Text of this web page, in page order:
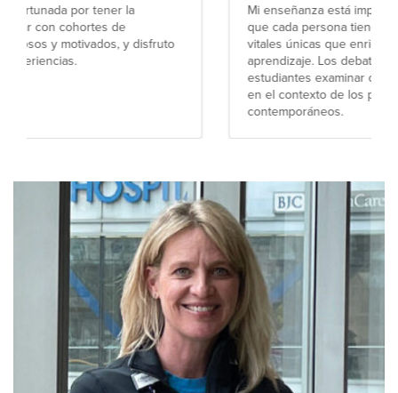
Mi enseñanza está impulsada por la creencia de
que cada persona tiene sus propias experiencias
vitales únicas que enriquecen el proceso de
aprendizaje. Los debates del curso permiten a los
estudiantes examinar críticamente sus creencias
en el contexto de los problemas de salud pública